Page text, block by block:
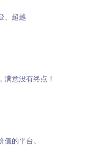
、超越
满意没有终点！
值的平台。